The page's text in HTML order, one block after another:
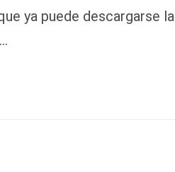
ya puede descargarse la